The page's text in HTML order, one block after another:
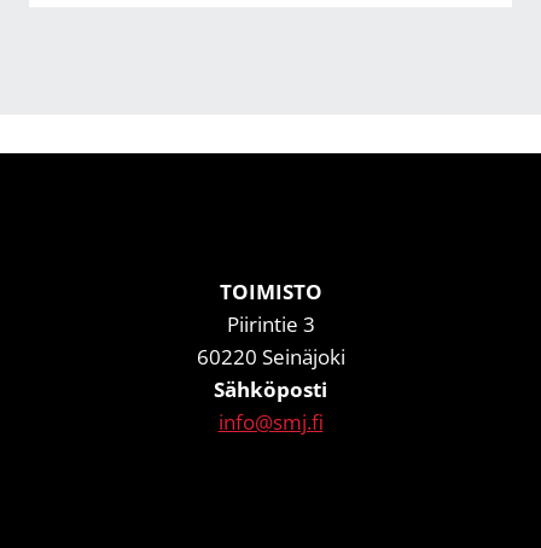
TOIMISTO
Piirintie 3
60220 Seinäjoki
Sähköposti
info@smj.fi